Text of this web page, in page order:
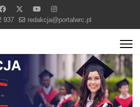
937 redakcja@portalwrc.pl